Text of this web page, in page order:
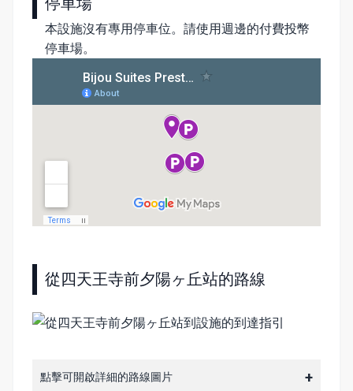
本設施沒有專用停車位。請使用週邊的付費投幣
停車場。
從四天王寺前夕陽ヶ丘站的路線
點擊可開啟詳細的路線圖片